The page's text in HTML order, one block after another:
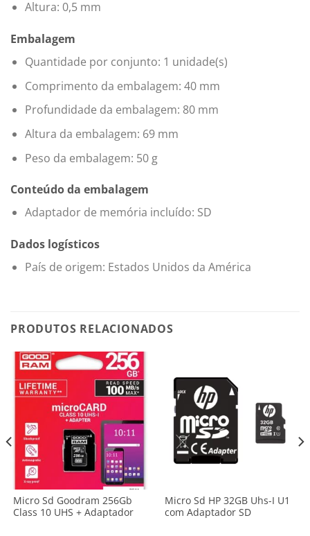
Altura: 0,5 mm
Embalagem
Quantidade por conjunto: 1 unidade(s)
Comprimento da embalagem: 40 mm
Profundidade da embalagem: 80 mm
Altura da embalagem: 69 mm
Peso da embalagem: 50 g
Conteúdo da embalagem
Adaptador de memória incluído: SD
Dados logísticos
País de origem: Estados Unidos da América
PRODUTOS RELACIONADOS
Micro Sd Goodram 256Gb
Class 10 UHS + Adaptador
Micro Sd HP 32GB Uhs-I U1
com Adaptador SD